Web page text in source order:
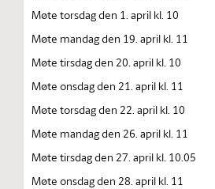
Møte torsdag den 1. april kl. 10
Møte mandag den 19. april kl. 11
Møte tirsdag den 20. april kl. 10
Møte onsdag den 21. april kl. 11
Møte torsdag den 22. april kl. 10
Møte mandag den 26. april kl. 11
Møte tirsdag den 27. april kl. 10.05
Møte onsdag den 28. april kl. 11